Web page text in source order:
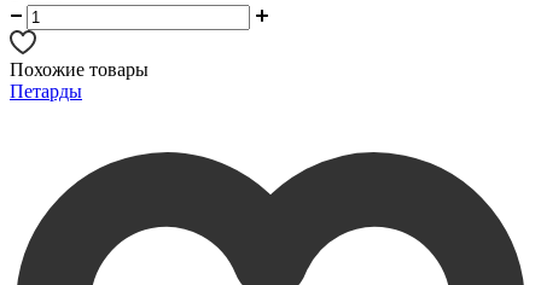
Похожие товары
Петарды